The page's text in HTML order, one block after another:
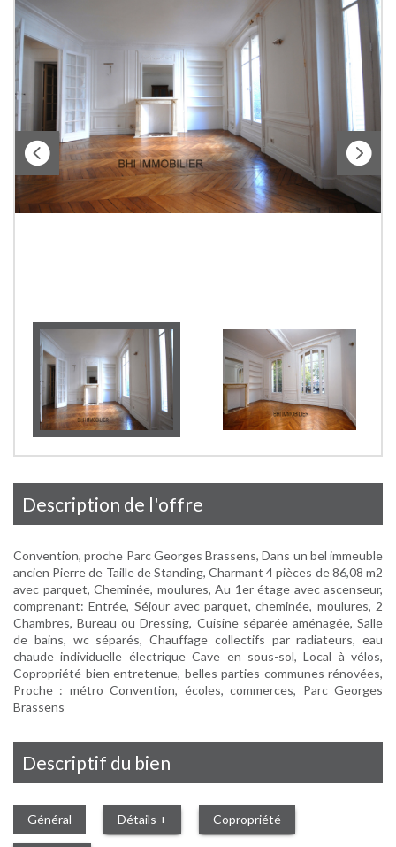
description de l'offre
Convention, proche Parc Georges Brassens, Dans un bel immeuble
ancien Pierre de Taille de Standing, Charmant 4 pièces de 86,08 m2
avec parquet, Cheminée, moulures, Au 1er étage avec ascenseur,
comprenant: Entrée, Séjour avec parquet, cheminée, moulures, 2
Chambres, Bureau ou Dressing, Cuisine séparée aménagée, Salle
de bains, wc séparés, Chauffage collectifs par radiateurs, eau
chaude individuelle électrique Cave en sous-sol, Local à vélos,
Copropriété bien entretenue, belles parties communes rénovées,
Proche : métro Convention, écoles, commerces, Parc Georges
Brassens
descriptif du bien
Général Détails + Copropriété